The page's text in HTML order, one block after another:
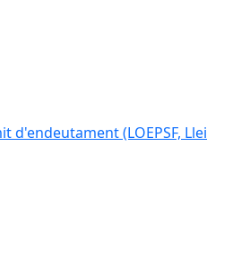
(LOEPSF, Llei